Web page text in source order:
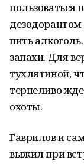
пить
запахи. Для
тухлятиной,
терпеливо
охоты.
Гаврилов и
выжил при